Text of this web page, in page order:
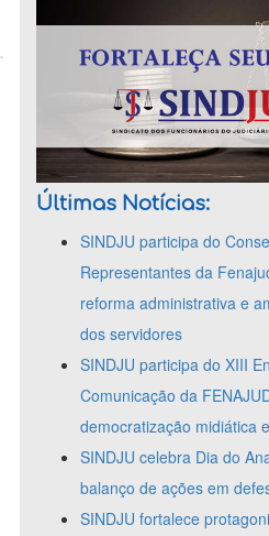
Últimas Notícias:
SINDJU participa do
Representantes da
reforma administrativa e
dos servidores
SINDJU participa do XIII
Comunicação da
democratização midiática
SINDJU celebra Dia do
balanço de ações em
SINDJU fortalece